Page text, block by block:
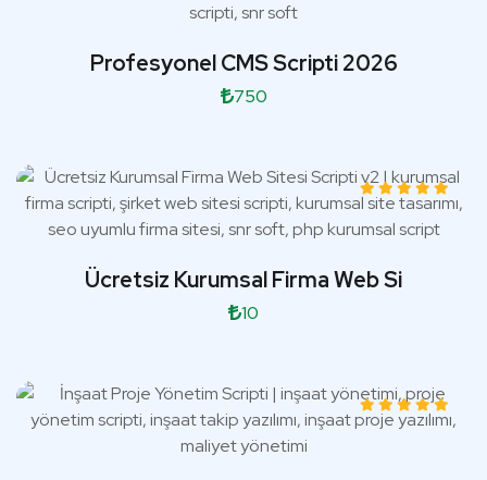
Profesyonel CMS Scripti 2026
750
Ücretsiz Kurumsal Firma Web Si
10